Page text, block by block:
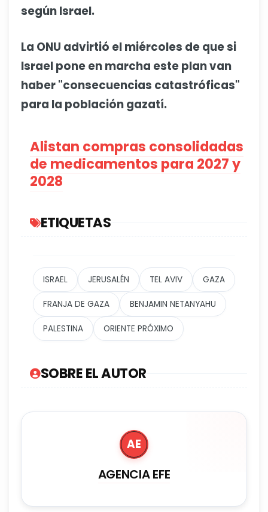
según Israel.
La ONU advirtió el miércoles de que si
Israel pone en marcha este plan van
haber "consecuencias catastróficas"
para la población gazatí.
Alistan compras consolidadas
de medicamentos para 2027 y
2028
ETIQUETAS
ISRAEL JERUSALÉN TEL AVIV GAZA
FRANJA DE GAZA BENJAMIN NETANYAHU
PALESTINA ORIENTE PRÓXIMO
SOBRE EL AUTOR
AE
AGENCIA EFE